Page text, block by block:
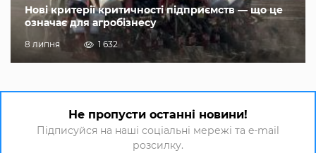
Нові критерії критичності підприємств — що це
означає для агробізнесу
8 липня 1 632
Не пропусти останні новини!
Підписуйся на наші соціальні мережі та e-mail
розсилку.